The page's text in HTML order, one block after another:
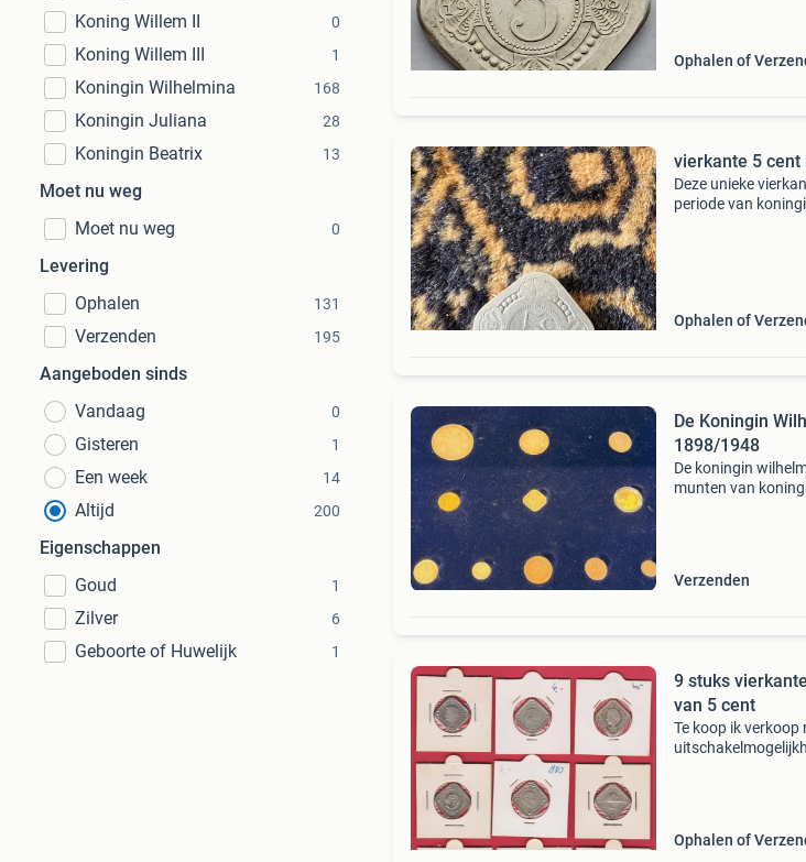
Koning Willem II 0
Koning Willem III 1
Koningin Wilhelmina 168
Koningin Juliana 28
Koningin Beatrix 13
Moet nu weg
Moet nu weg
0
Levering
Ophalen
131
Verzenden 195
Aangeboden sinds
Vandaag
0
Gisteren 1
Een week 14
Altijd 200
Eigenschappen
Goud
1
Zilver 6
Geboorte of Huwelijk 1
Ophalen of
vierkante 5 cent
Deze unieke
periode van
Ophalen of
De Koningin
1898/1948
De koningin
munten van
Verzenden
9 stuks
van 5 cent
Te koop ik
Ophalen of